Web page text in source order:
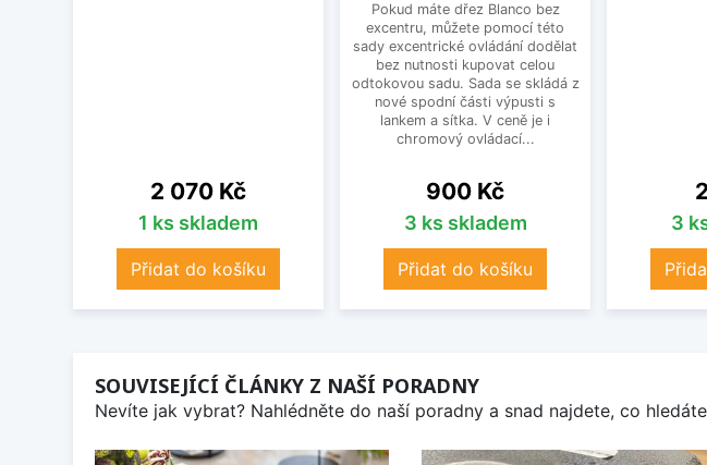
Cena
2 070 Kč
1 ks skladem
Přidat do košíku
Pokud máte dřez Blanco bez
excentru, můžete pomocí této
sady excentrické ovládání dodělat
bez nutnosti kupovat celou
odtokovou sadu. Sada se skládá z
nové spodní části výpusti s
lankem a sítka. V ceně je i
chromový ovládací...
Cena
900 Kč
3 ks skladem
Přidat do košíku
3
SOUVISEJÍCÍ ČLÁNKY Z NAŠÍ PORADNY
Nevíte jak vybrat? Nahlédněte do naší poradny a snad najdete, co